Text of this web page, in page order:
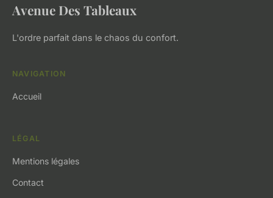
Avenue Des Tableaux
L'ordre parfait dans le chaos du confort.
NAVIGATION
Accueil
LÉGAL
Mentions légales
Contact